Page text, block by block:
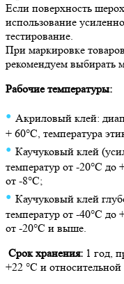
Если поверхность
использование
тестирование.
При маркировке
рекомендуем выбирать
Рабочие температуры:
• Акриловый клей:
+ 60°C, температура
• Каучуковый клей
температур от -20°C до
от -8°C;
• Каучуковый клей
температур от -40°C до
от -20°C и выше.
Срок хранения: 1 год,
+22 °С и